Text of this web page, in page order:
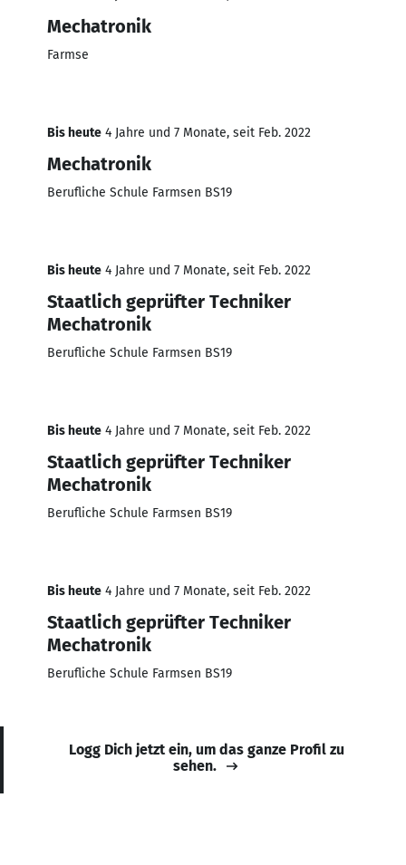
Mechatronik
Farmse
Bis heute 4 Jahre und 7 Monate, seit Feb. 2022
Mechatronik
Berufliche Schule Farmsen BS19
Bis heute 4 Jahre und 7 Monate, seit Feb. 2022
Staatlich geprüfter Techniker
Mechatronik
Berufliche Schule Farmsen BS19
Bis heute 4 Jahre und 7 Monate, seit Feb. 2022
Staatlich geprüfter Techniker
Mechatronik
Berufliche Schule Farmsen BS19
Bis heute 4 Jahre und 7 Monate, seit Feb. 2022
Staatlich geprüfter Techniker
Mechatronik
Berufliche Schule Farmsen BS19
Logg Dich jetzt ein, um das ganze Profil zu
sehen.